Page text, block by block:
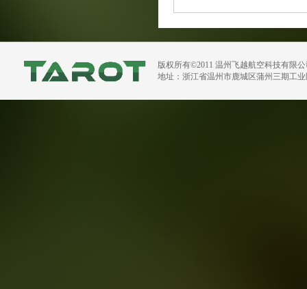
版权所有©2011 温州飞越航空科技有限
地址：浙江省温州市鹿城区蒲州三期工业